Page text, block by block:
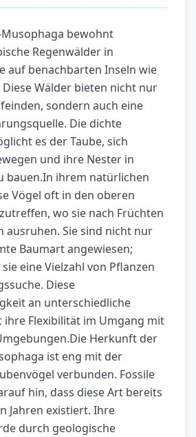
bewohnt
Regenwälder in
auf benachbarten Inseln wie
Wälder bieten nicht nur
sondern auch eine
Die dichte
es der Taube, sich
und ihre Nester in
bauen.In ihrem natürlichen
Vögel oft in den oberen
wo sie nach Früchten
ausruhen. Sie sind nicht nur
Baumart angewiesen;
eine Vielzahl von Pflanzen
Diese
an unterschiedliche
ihre Flexibilität im Umgang mit
Herkunft der
ist eng mit der
verbunden. Fossile
hin, dass diese Art bereits
Jahren existiert. Ihre
durch geologische